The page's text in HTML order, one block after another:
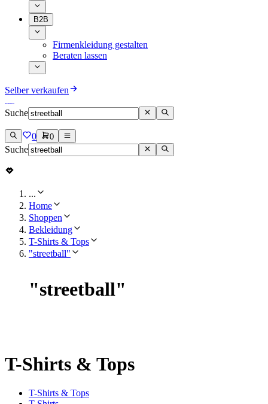
B2B
Firmenkleidung gestalten
Beraten lassen
Selber verkaufen
Suche
0 0
Suche
...
Home
Shoppen
Bekleidung
T-Shirts & Tops
"streetball"
"streetball"
T-Shirts & Tops
T-Shirts & Tops